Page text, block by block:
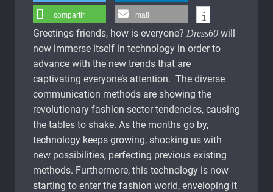
compartir mail
Greetings friends, how is everyone? Dress60 will
now immerse itself in technology in order to
advance with the new trends that are
captivating everyone’s attention. The diverse
communication methods are showing the
revolutionary fashion sector tendencies, causing
the tables to shake. As the months go by,
technology keeps growing, shocking us with
new possibilities, perfecting previous existing
methods. Furthermore, this technology is now
starting to enter the fashion world, enveloping it